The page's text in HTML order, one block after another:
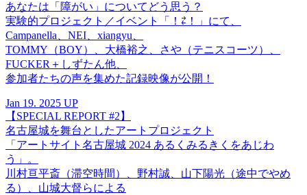
あなたは「障がい」についてどう思う？
実験的プロジェクト／イベント「！⇄！」にて、
Campanella、NEI、xiangyu、
TOMMY（BOY）、大橋裕之、さや（テニスコーツ）、
FUCKER＋しずたん他、
参加者たちの声を集めた記録映像が公開！
Jan 19. 2025 UP
【SPECIAL REPORT #2】
名古屋城を舞台としたアートプロジェクト
「アートサイト名古屋城 2024 あるくみるきくをあじわ
う」。
川村亘平斎（滞空時間）、野村誠、山下陽光（途中でやめ
る）、山城大督らによる